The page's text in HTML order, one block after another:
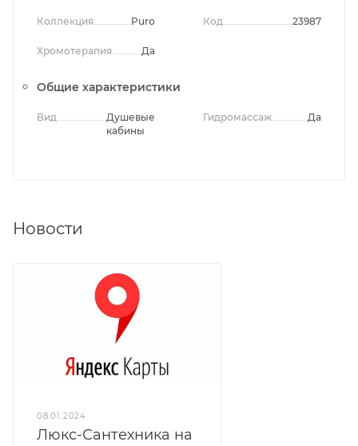
Коллекция Puro
Хромотерапия Да
Код 23987
Общие характеристики
Вид
Душевые
кабины
Гидромассаж Да
Новости
08.01.2024
Люкс-Сантехника на